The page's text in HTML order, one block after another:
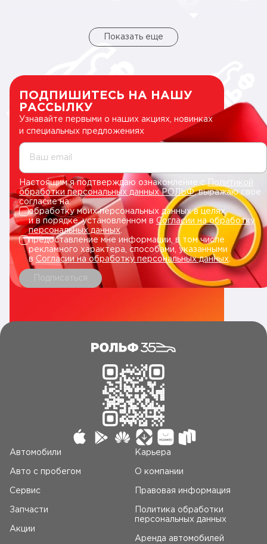
Показать еще
ПОДПИШИТЕСЬ НА НАШУ
РАССЫЛКУ
Узнавайте первыми о наших акциях, новинках
и специальных предложениях
Ваш email
Настоящим я подтверждаю ознакомление сПолитикой
обработки персональных данных РОЛЬФ, выражаю свое
согласие на:
обработку моих персональных данных в целях
и в порядке, установленном в Согласии на обработку
персональных данных.
предоставление мне информации, в том числе
рекламного характера, способами, указанными
в Согласии на обработку персональных данных
Подписаться
Автомобили
Авто c пробегом
Сервис
Запчасти
Акции
Карьера
О компании
Правовая информация
Политика обработки
персональных данных
Аренда автомобилей